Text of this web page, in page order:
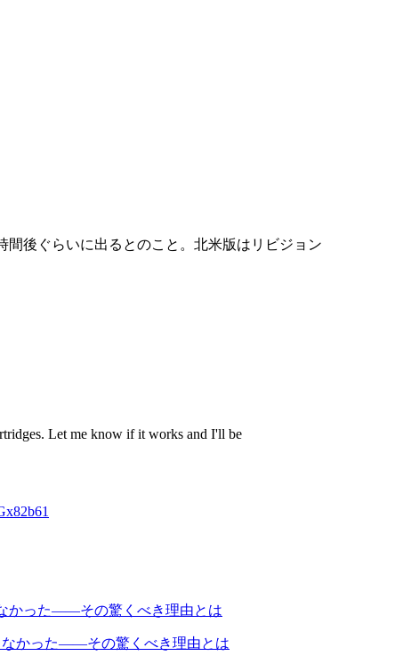
後ぐらいに出るとのこと。北米版はリビジョン
Let me know if it works and I'll be
なかった――その驚くべき理由とは